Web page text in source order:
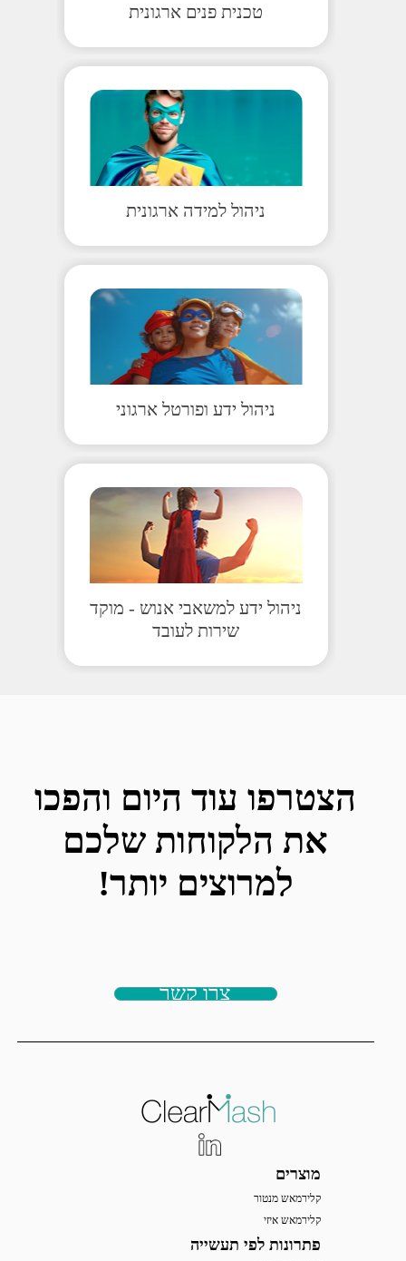
טכנית פנים ארגונית
ניהול למידה ארגונית
ניהול ידע ופורטל ארגוני
ניהול ידע למשאבי אנוש - מוקד
שירות לעובד
הצטרפו עוד היום והפכו
את הלקוחות שלכם
למרוצים יותר!
צרו קשר
מוצרים
קלירמאש מנטור
קלירמאש איזי
פתרונות לפי תעשייה